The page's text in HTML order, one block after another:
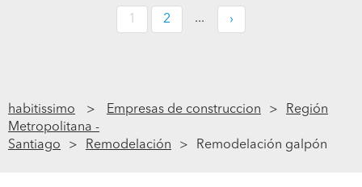
1 2 ... ›
habitissimo Empresas de construccion
Región
Metropolitana -
Santiago
Remodelación Remodelación galpón